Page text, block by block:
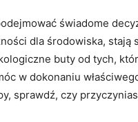
świadome
dla środowiska, stają
buty od tych,
w dokonaniu
sprawdź, czy